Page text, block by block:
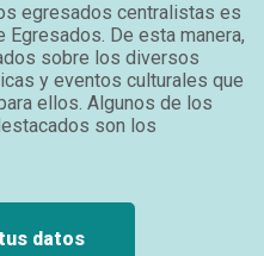
egresados centralistas es
De esta manera,
sobre los diversos
y eventos culturales que
ellos. Algunos de los
son los
datos